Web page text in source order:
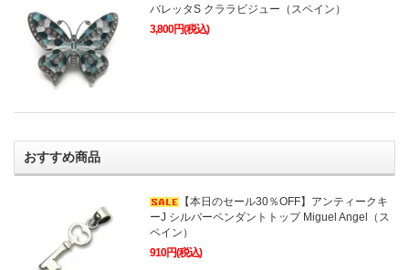
バレッタS クララビジュー（スペイン）
3,800円(税込)
おすすめ商品
【本日のセール30％OFF】アンティークキ
ーJ シルバーペンダントトップ Miguel Angel（ス
ペイン）
910円(税込)